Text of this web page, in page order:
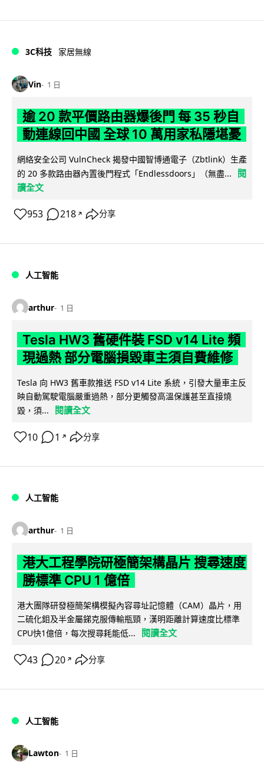
3C科技 家居無線
Vin 1 日
逾 20 款平價路由器爆後門 每 35 秒自
動連線回中國 全球 10 萬用家私隱堪憂
網絡安全公司 VulnCheck 揭發中國智博通電子（Zbtlink）生產
的 20 多款路由器內置後門程式「Endlessdoors」（無盡...
閱
讀全文
953 218 ↗ 分享
人工智能
arthur 1 日
Tesla HW3 舊硬件裝 FSD v14 Lite 頻
現過熱 部分電腦損毀車主須自費維修
Tesla 向 HW3 舊車款推送 FSD v14 Lite 系統，引發大量車主反
映自動駕駛電腦嚴重過熱，部分更觸發高溫保護甚至直接燒
毀，須...
閱讀全文
10 1 ↗ 分享
人工智能
arthur 1 日
港大工程學院研極簡架構晶片 搜尋速度
勝標準 CPU 1 億倍
港大團隊研發極簡架構模擬內容尋址記憶體（CAM）晶片，用
二硫化鉬及半金屬銻克服傳輸瓶頸，漢明距離計算速度比標準
CPU快1億倍，每次搜尋耗能低...
閱讀全文
43 20 ↗ 分享
人工智能
Lawton 1 日